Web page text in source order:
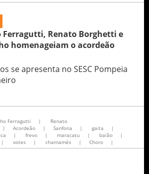
Ferragutti, Renato Borghetti e
homenageiam o acordeão
se apresenta no SESC Pompeia
Ferragutti |
Renato
| Acordeão | Sanfona | gaita
|
| frevo | maracatu | baião
|
| xotes | chamamés | Choro |